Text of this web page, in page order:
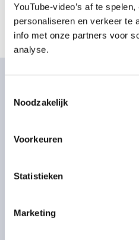
YouTube-video’s af te
personaliseren en verkeer te
info met onze partners voor
analyse.
Noodzakelijk
Voorkeuren
Statistieken
Marketing
3 lessen om
De bouwplaats zou